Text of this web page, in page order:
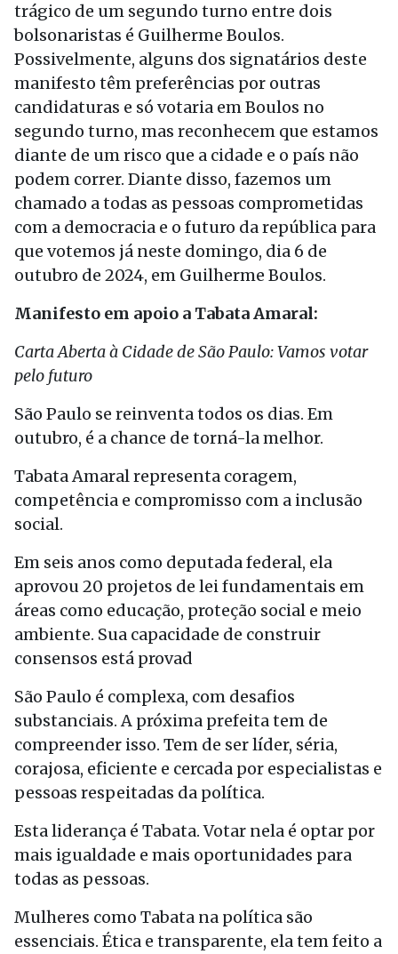
trágico de um segundo turno entre dois
bolsonaristas é Guilherme Boulos.
Possivelmente, alguns dos signatários deste
manifesto têm preferências por outras
candidaturas e só votaria em Boulos no
segundo turno, mas reconhecem que estamos
diante de um risco que a cidade e o país não
podem correr. Diante disso, fazemos um
chamado a todas as pessoas comprometidas
com a democracia e o futuro da república para
que votemos já neste domingo, dia 6 de
outubro de 2024, em Guilherme Boulos.
Manifesto em apoio a Tabata Amaral:
Carta Aberta à Cidade de São Paulo: Vamos votar
pelo futuro
São Paulo se reinventa todos os dias. Em
outubro, é a chance de torná-la melhor.
Tabata Amaral representa coragem,
competência e compromisso com a inclusão
social.
Em seis anos como deputada federal, ela
aprovou 20 projetos de lei fundamentais em
áreas como educação, proteção social e meio
ambiente. Sua capacidade de construir
consensos está provad
São Paulo é complexa, com desafios
substanciais. A próxima prefeita tem de
compreender isso. Tem de ser líder, séria,
corajosa, eficiente e cercada por especialistas e
pessoas respeitadas da política.
Esta liderança é Tabata. Votar nela é optar por
mais igualdade e mais oportunidades para
todas as pessoas.
Mulheres como Tabata na política são
essenciais. Ética e transparente, ela tem feito a